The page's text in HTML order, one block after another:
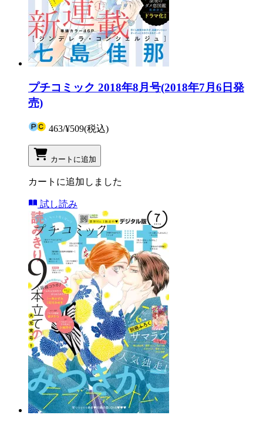
プチコミック 2018年8月号(2018年7月6日発
売)
463/¥509(税込)
カートに追加
カートに追加しました
試し読み